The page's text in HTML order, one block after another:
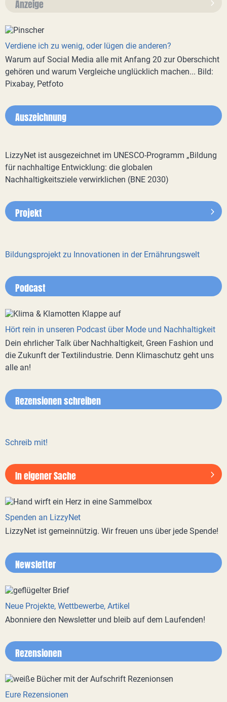
Anzeige
Verdiene ich zu wenig, oder lügen die anderen?
Warum auf Social Media alle mit Anfang 20 zur Oberschicht
gehören und warum Vergleiche unglücklich machen... Bild:
Pixabay, Petfoto
Auszeichnung
LizzyNet ist ausgezeichnet im UNESCO-Programm „Bildung
für nachhaltige Entwicklung: die globalen
Nachhaltigkeitsziele verwirklichen (BNE 2030)
Projekt
Bildungsprojekt zu Innovationen in der Ernährungswelt
Podcast
Hört rein in unseren Podcast über Mode und Nachhaltigkeit
Dein ehrlicher Talk über Nachhaltigkeit, Green Fashion und
die Zukunft der Textilindustrie. Denn Klimaschutz geht uns
alle an!
Rezensionen schreiben
Schreib mit!
In eigener Sache
Spenden an LizzyNet
LizzyNet ist gemeinnützig. Wir freuen uns über jede Spende!
Newsletter
Neue Projekte, Wettbewerbe, Artikel
Abonniere den Newsletter und bleib auf dem Laufenden!
Rezensionen
Eure Rezensionen